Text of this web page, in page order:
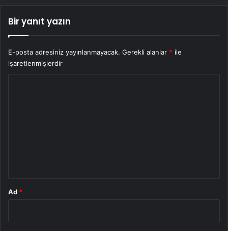
Bir yanıt yazın
E-posta adresiniz yayınlanmayacak. Gerekli alanlar * ile
işaretlenmişlerdir
Ad *